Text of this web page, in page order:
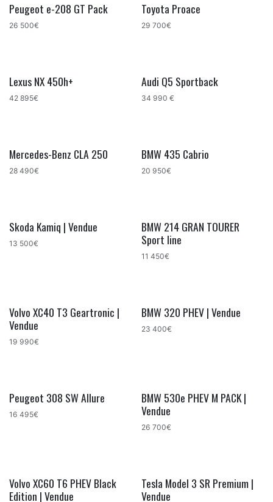
Peugeot e-208 GT Pack
26 500€
Toyota Proace
29 700€
Lexus NX 450h+
42 895€
Audi Q5 Sportback
34 990 €
Mercedes-Benz CLA 250
28 490€
BMW 435 Cabrio
20 950€
Skoda Kamiq | Vendue
13 500€
BMW 214 GRAN TOURER
Sport line
11 450€
Volvo XC40 T3 Geartronic |
Vendue
19 990€
BMW 320 PHEV | Vendue
23 400€
Peugeot 308 SW Allure
16 495€
BMW 530e PHEV M PACK |
Vendue
26 700€
Volvo XC60 T6 PHEV Black
Edition | Vendue
Tesla Model 3 SR Premium |
Vendue